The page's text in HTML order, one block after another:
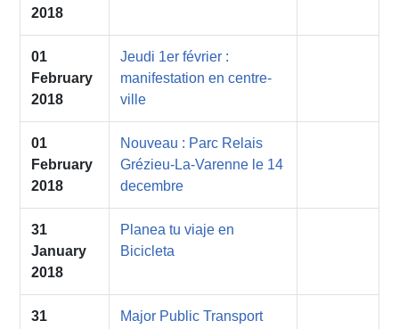
2018
01
February
2018
Jeudi 1er février :
manifestation en centre-
ville
01
February
2018
Nouveau : Parc Relais
Grézieu-La-Varenne le 14
decembre
31
January
2018
Planea tu viaje en
Bicicleta
31
Major Public Transport